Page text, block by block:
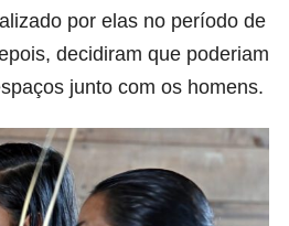
por elas no período de
decidiram que poderiam
junto com os homens.